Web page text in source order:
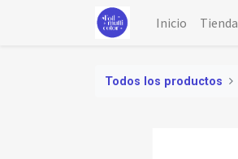
Inicio Tienda
Todos los productos